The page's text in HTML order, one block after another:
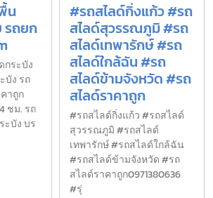
น
รถยก
กระบัง
บัง รถ
าถูก
ชม. รถ
ะบัง บร
#รถสไลด์กิ่งแก้ว #รถ
สไลด์สุวรรณภูมิ #รถ
สไลด์เทพารักษ์ #รถ
สไลด์ใกล้ฉัน #รถ
สไลด์ข้ามจังหวัด #รถ
สไลด์ราคาถูก
#รถสไลด์กิ่งแก้ว #รถสไลด์
สุวรรณภูมิ #รถสไลด์
เทพารักษ์ #รถสไลด์ใกล้ฉัน
#รถสไลด์ข้ามจังหวัด #รถ
สไลด์ราคาถูก0971380636
#รุ่